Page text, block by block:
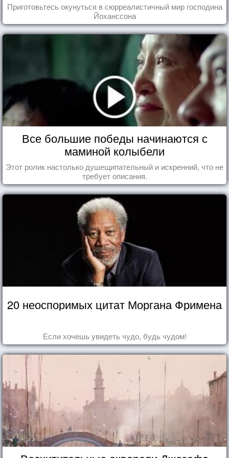
Приготовьтесь окунуться в сюрреалистичный мир господина
Йоханссона
Все большие победы начинаются с
маминой колыбели
Этот ролик настолько душещипательный и искренний, что не
требует описания.
20 неоспоримых цитат Моргана Фримена
Если хочешь увидеть чудо, будь чудом!